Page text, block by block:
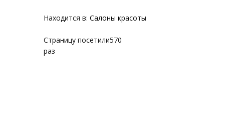
Находится в: Салоны красоты
Страницу посетили570
раз